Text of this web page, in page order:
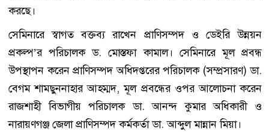
করছে।
সেমিনারে স্বাগত বক্তব্য রাখেন প্রাণিসম্পদ ও ডেইরি উন্নয়ন
প্রকল্প’র পরিচালক ড. মোস্তফা কামাল। সেমিনারে মূল প্রবন্ধ
উপস্থাপন করেন প্রাণিসম্পদ অধিদপ্তরের পরিচালক (সম্প্রসারণ) ডা.
বেগম শামছুননাহার আহম্মদ, মূল প্রবন্ধের ওপর আলোচনা করেন
রাজশাহী বিভাগীয় পরিচালক ডা. আনন্দ কুমার অধিকারী ও
নারায়ণগঞ্জ জেলা প্রাণিসম্পদ কর্মকর্তা ডা. আব্দুল মান্নান মিয়া।